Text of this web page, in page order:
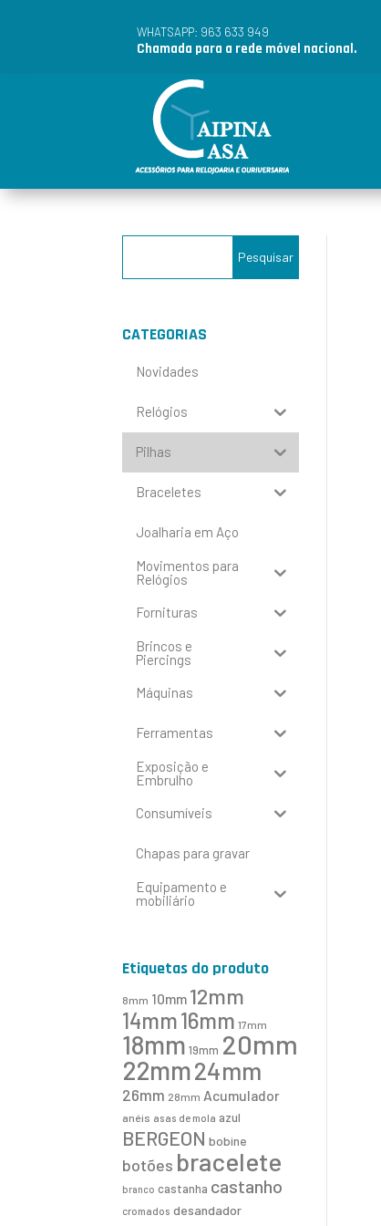
WHATSAPP: 963 633 949
Chamada para a rede móvel nacional.
CATEGORIAS
Novidades
Relógios
Pilhas
Braceletes
Joalharia em Aço
Movimentos para
Relógios
Fornituras
Brincos e
Piercings
Máquinas
Ferramentas
Exposição e
Embrulho
Consumíveis
Chapas para gravar
Equipamento e
mobiliário
Etiquetas do produto
8mm 10mm 12mm
14mm16mm 17mm
18mm 19mm 20mm
22mm24mm
26mm 28mm Acumulador
anéis asas de mola azul
BERGEON bobine
botões bracelete
branco castanha castanho
cromados desandador